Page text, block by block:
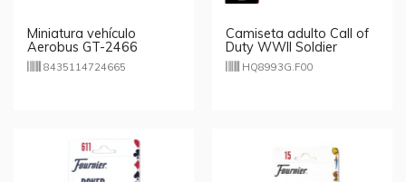
Miniatura vehículo
Aerobus GT-2466
8435114724665
Camiseta adulto Call of
Duty WWII Soldier
HQ8993G.F00